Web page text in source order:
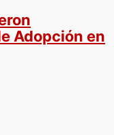
Adopción en